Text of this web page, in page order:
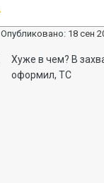
Опубликовано: 18 сен
Хуже в чем? В
оформил, ТС